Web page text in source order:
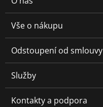
Vše o nákupu
Odstoupení od smlouvy
Služby
Kontakty a podpora